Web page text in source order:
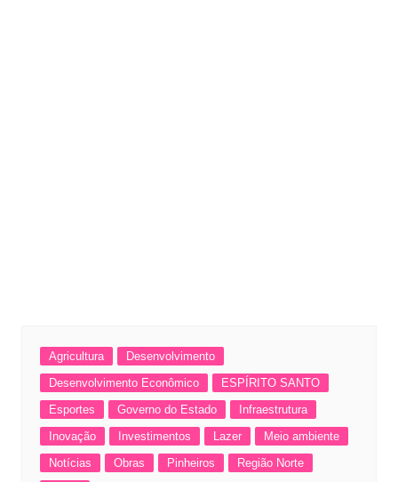
Agricultura
Desenvolvimento
Desenvolvimento Econômico
ESPÍRITO SANTO
Esportes
Governo do Estado
Infraestrutura
Inovação
Investimentos Lazer
Meio ambiente
Notícias
Obras Pinheiros
Região Norte